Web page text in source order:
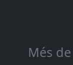
Més